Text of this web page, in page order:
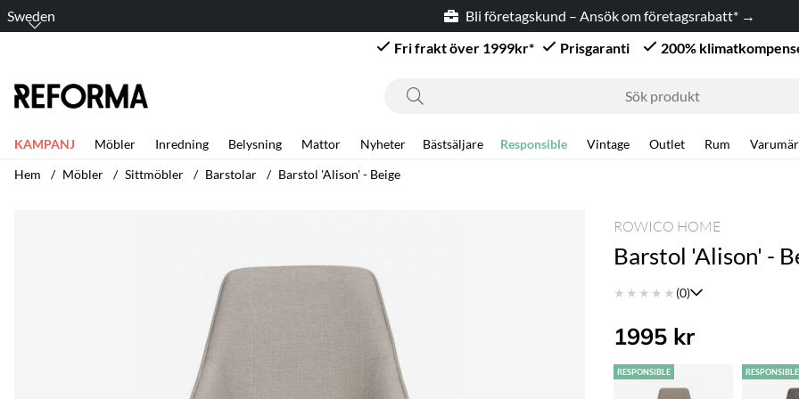
Sweden
Bli företagskund – Ansök om företagsrabatt* →
Fri frakt över 1999kr*
Prisgaranti 200%
KAMPANJ Möbler Inredning Belysning Mattor Nyheter Bästsäljare Responsible Vintage Outlet Rum
Hem
Möbler Sittmöbler Barstolar Barstol 'Alison' - Beige
ROWICO HOME
Barstol 'Alison' -
★ ★ ★ ★ ★ (0)
1995 kr
RESPONSIBLE RESPONSIBLE